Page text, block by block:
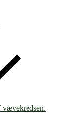
vævekredsen.